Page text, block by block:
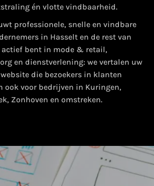
én vlotte vindbaarheid.
professionele, snelle en vindbare
in Hasselt en de rest van
actief bent in mode & retail,
en dienstverlening: we vertalen uw
die bezoekers in klanten
ook voor bedrijven in Kuringen,
Zonhoven en omstreken.